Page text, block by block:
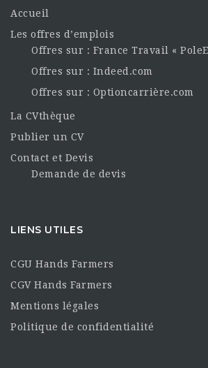
Accueil
Les offres d’emplois
Offres sur : France Travail «
Offres sur : Indeed.com
Offres sur : Optioncarrière.com
La CVthèque
Publier un CV
Contact et Devis
Demande de devis
LIENS UTILES
CGU Hands Farmers
CGV Hands Farmers
Mentions légales
Politique de confidentialité